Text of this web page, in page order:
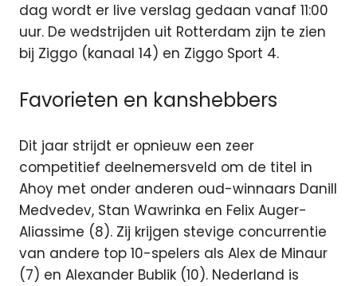
dag wordt er live verslag gedaan vanaf 11:00
uur. De wedstrijden uit Rotterdam zijn te zien
bij Ziggo (kanaal 14) en Ziggo Sport 4.
Favorieten en kanshebbers
Dit jaar strijdt er opnieuw een zeer
competitief deelnemersveld om de titel in
Ahoy met onder anderen oud-winnaars Danill
Medvedev, Stan Wawrinka en Felix Auger-
Aliassime (8). Zij krijgen stevige concurrentie
van andere top 10-spelers als Alex de Minaur
(7) en Alexander Bublik (10). Nederland is